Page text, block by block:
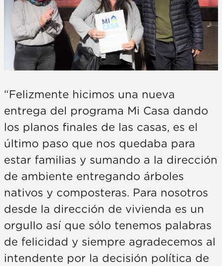
“Felizmente hicimos una nueva
entrega del programa Mi Casa dando
los planos finales de las casas, es el
último paso que nos quedaba para
estar familias y sumando a la dirección
de ambiente entregando árboles
nativos y composteras. Para nosotros
desde la dirección de vivienda es un
orgullo así que sólo tenemos palabras
de felicidad y siempre agradecemos al
intendente por la decisión política de